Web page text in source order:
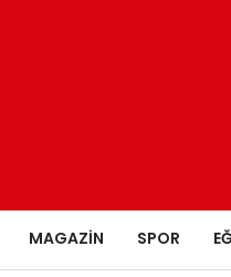
MAGAZIN SPOR